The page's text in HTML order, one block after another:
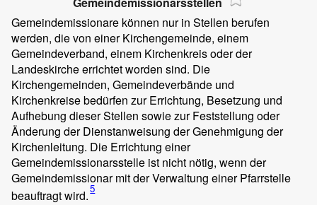
Gemeindemissionare können nur in Stellen berufen
werden, die von einer Kirchengemeinde, einem
Gemeindeverband, einem Kirchenkreis oder der
Landeskirche errichtet worden sind. Die
Kirchengemeinden, Gemeindeverbände und
Kirchenkreise bedürfen zur Errichtung, Besetzung und
Aufhebung dieser Stellen sowie zur Feststellung oder
Änderung der Dienstanweisung der Genehmigung der
Kirchenleitung. Die Errichtung einer
Gemeindemissionarsstelle ist nicht nötig, wenn der
Gemeindemissionar mit der Verwaltung einer Pfarrstelle
beauftragt wird.5